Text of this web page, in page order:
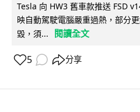
Tesla 向 HW3 舊車款推送 FSD
映自動駕駛電腦嚴重過熱，部分
毀，須...
閱讀全文
5 分享